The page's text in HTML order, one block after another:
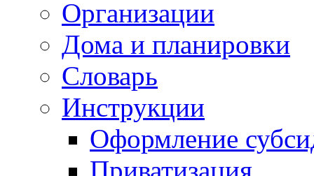
Организации
Дома и планировки
Словарь
Инструкции
Оформление